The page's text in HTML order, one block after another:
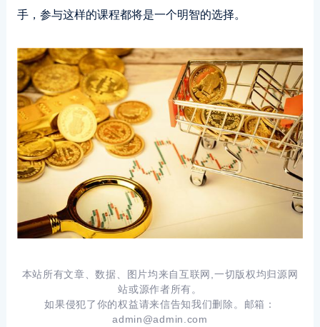
手，参与这样的课程都将是一个明智的选择。
本站所有文章、数据、图片均来自互联网,一切版权均归源网
站或源作者所有。
如果侵犯了你的权益请来信告知我们删除。邮箱：
admin@admin.com